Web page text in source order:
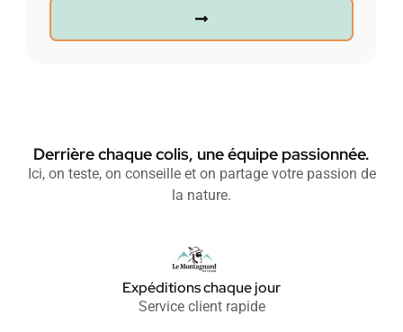
Derrière chaque colis, une équipe passionnée.
Ici, on teste, on conseille et on partage votre passion de
la nature.
Expéditions chaque jour
Service client rapide